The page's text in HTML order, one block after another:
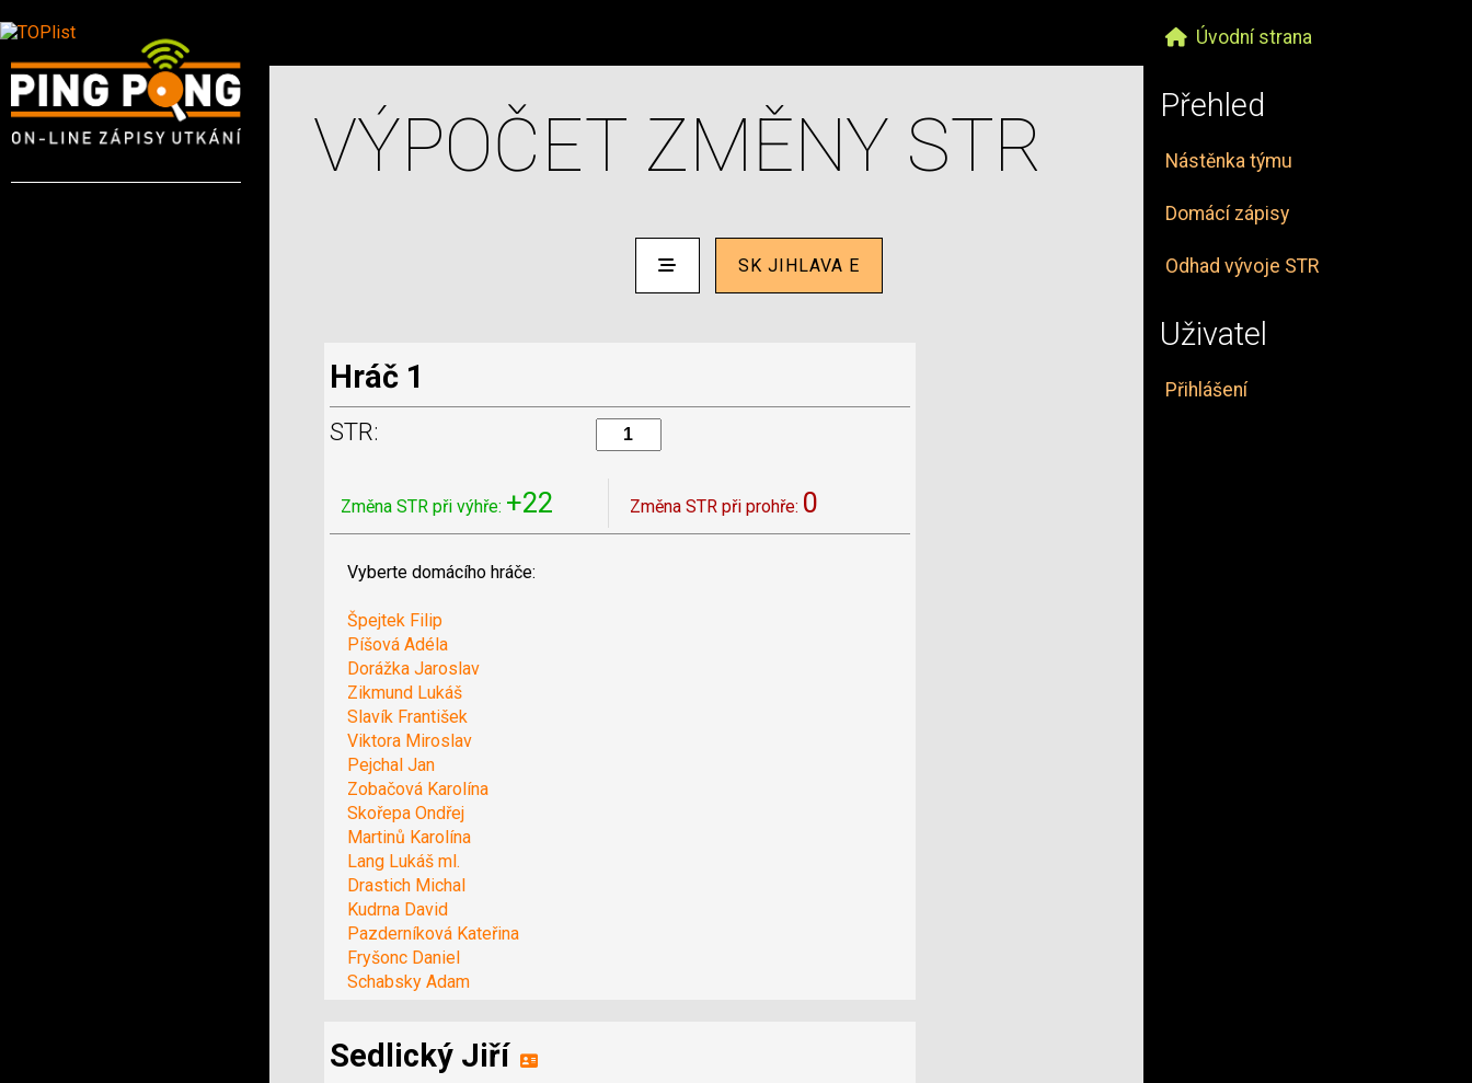
Úvodní strana
Přehled
Nástěnka týmu
Domácí zápisy
Odhad vývoje STR
Uživatel
Přihlášení
VÝPOČET ZMĚNY STR
SK JIHLAVA E
Hráč 1
STR:
Změna STR při výhře: +22 Změna STR při prohře: 0
Vyberte domácího hráče:
Špejtek Filip
Píšová Adéla
Dorážka Jaroslav
Zikmund Lukáš
Slavík František
Viktora Miroslav
Pejchal Jan
Zobačová Karolína
Skořepa Ondřej
Martinů Karolína
Lang Lukáš ml.
Drastich Michal
Kudrna David
Pazderníková Kateřina
Fryšonc Daniel
Schabsky Adam
Sedlický Jiří